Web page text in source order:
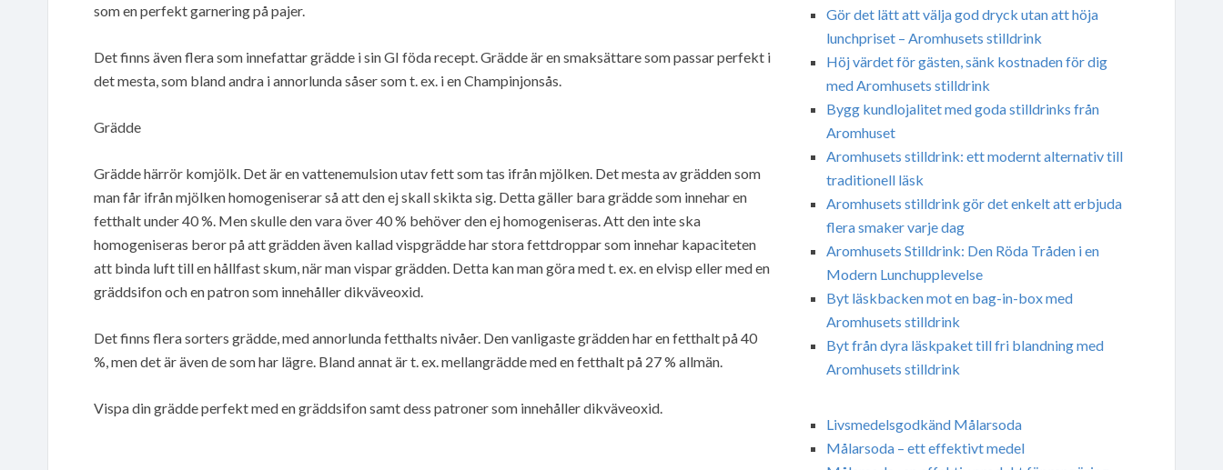
som en perfekt garnering på pajer.
Det finns även flera som innefattar grädde i sin GI föda recept. Grädde är en smaksättare som passar perfekt i
det mesta, som bland andra i annorlunda såser som t. ex. i en Champinjonsås.
Grädde
Grädde härrör komjölk. Det är en vattenemulsion utav fett som tas ifrån mjölken. Det mesta av grädden som
man får ifrån mjölken homogeniserar så att den ej skall skikta sig. Detta gäller bara grädde som innehar en
fetthalt under 40 %. Men skulle den vara över 40 % behöver den ej homogeniseras. Att den inte ska
homogeniseras beror på att grädden även kallad vispgrädde har stora fettdroppar som innehar kapaciteten
att binda luft till en hållfast skum, när man vispar grädden. Detta kan man göra med t. ex. en elvisp eller med en
gräddsifon och en patron som innehåller dikväveoxid.
Det finns flera sorters grädde, med annorlunda fetthalts nivåer. Den vanligaste grädden har en fetthalt på 40
%, men det är även de som har lägre. Bland annat är t. ex. mellangrädde med en fetthalt på 27 % allmän.
Vispa din grädde perfekt med en gräddsifon samt dess patroner som innehåller dikväveoxid.
Gör det lätt att välja god dryck utan att höja
lunchpriset – Aromhusets stilldrink
Höj värdet för gästen, sänk kostnaden för dig
med Aromhusets stilldrink
Bygg kundlojalitet med goda stilldrinks från
Aromhuset
Aromhusets stilldrink: ett modernt alternativ till
traditionell läsk
Aromhusets stilldrink gör det enkelt att erbjuda
flera smaker varje dag
Aromhusets Stilldrink: Den Röda Tråden i en
Modern Lunchupplevelse
Byt läskbacken mot en bag-in-box med
Aromhusets stilldrink
Byt från dyra läskpaket till fri blandning med
Aromhusets stilldrink
Livsmedelsgodkänd Målarsoda
Målarsoda – ett effektivt medel